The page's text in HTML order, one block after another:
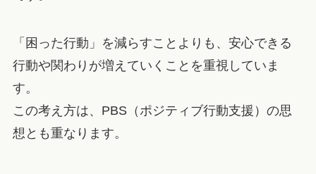
「困った行動」を減らすことよりも、安心できる
行動や関わりが増えていくことを重視していま
す。
この考え方は、PBS（ポジティブ行動支援）の思
想とも重なります。